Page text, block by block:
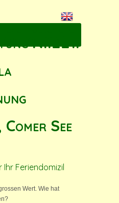
N.1221:
See
Ihr Feriendomizil
Wert. Wie hat